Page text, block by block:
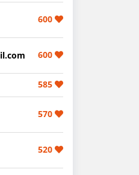
600
600
585
570
520